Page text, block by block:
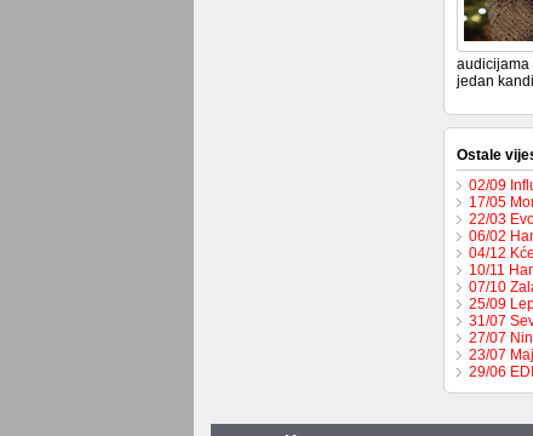
audicijama
jedan
Ostale
02/09
17/05
22/03
06/02
04/12
10/11
07/10
25/09
31/07
27/07
23/07
29/06